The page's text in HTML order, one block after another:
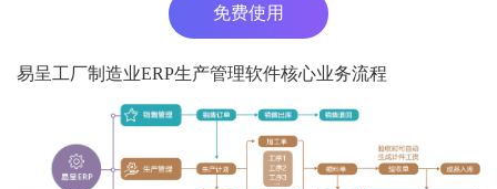
免费使用
易呈工厂制造业ERP生产管理软件核心业务流程